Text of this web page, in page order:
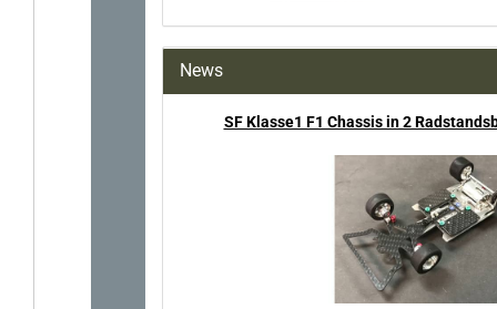
News
SF Klasse1 F1 Chassis in 2